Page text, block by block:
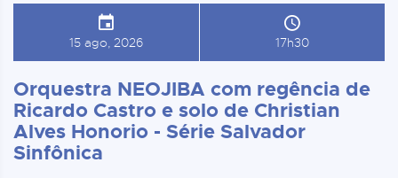
15 ago, 2026 17h30
Orquestra NEOJIBA com regência de
Ricardo Castro e solo de Christian
Alves Honorio - Série Salvador
Sinfônica